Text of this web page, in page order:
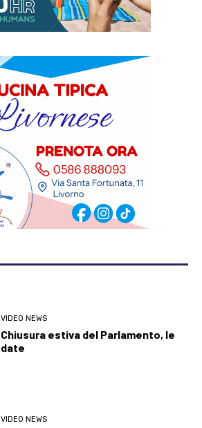
VIDEO NEWS
Chiusura estiva del Parlamento, le
date
VIDEO NEWS